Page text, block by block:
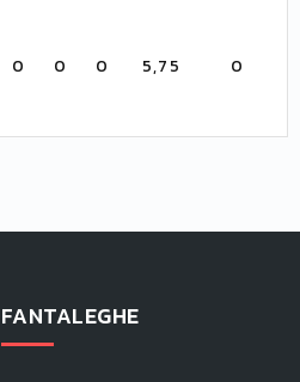
0 0 0 5,75 0
FANTALEGHE